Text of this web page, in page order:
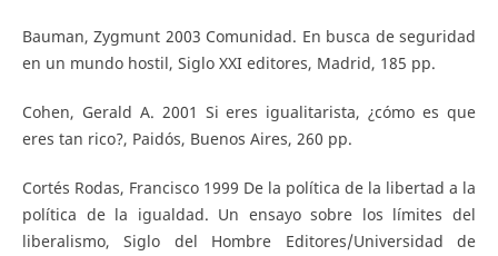
Bauman, Zygmunt 2003 Comunidad. En busca de seguridad
en un mundo hostil, Siglo XXI editores, Madrid, 185 pp.
Cohen, Gerald A. 2001 Si eres igualitarista, ¿cómo es que
eres tan rico?, Paidós, Buenos Aires, 260 pp.
Cortés Rodas, Francisco 1999 De la política de la libertad a la
política de la igualdad. Un ensayo sobre los límites del
liberalismo, Siglo del Hombre Editores/Universidad de